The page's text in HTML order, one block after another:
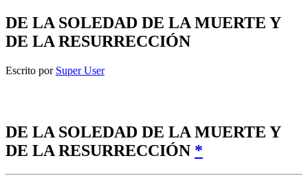
DE LA SOLEDAD DE LA MUERTE Y
DE LA RESURRECCIÓN
Escrito por Super User
DE LA SOLEDAD DE LA MUERTE Y
DE LA RESURRECCIÓN *